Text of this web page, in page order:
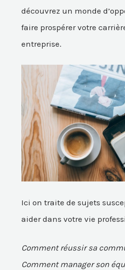
découvrez un monde
faire prospérer votre
entreprise.
Ici on traite de sujets
aider dans votre vie
Comment réussir sa
Comment manager son